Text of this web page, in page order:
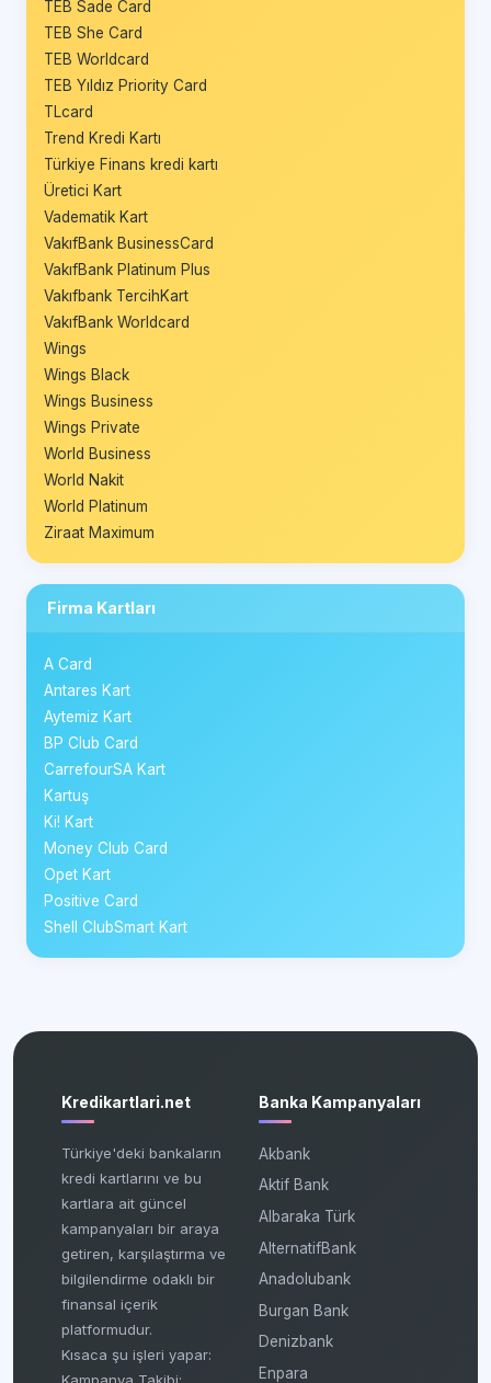
TEB Sade Card
TEB She Card
TEB Worldcard
TEB Yıldız Priority Card
TLcard
Trend Kredi Kartı
Türkiye Finans kredi kartı
Üretici Kart
Vadematik Kart
VakıfBank BusinessCard
VakıfBank Platinum Plus
Vakıfbank TercihKart
VakıfBank Worldcard
Wings
Wings Black
Wings Business
Wings Private
World Business
World Nakit
World Platinum
Ziraat Maximum
Firma Kartları
A Card
Antares Kart
Aytemiz Kart
BP Club Card
CarrefourSA Kart
Kartuş
Ki! Kart
Money Club Card
Opet Kart
Positive Card
Shell ClubSmart Kart
Kredikartlari.net
Türkiye'deki bankaların
kredi kartlarını ve bu
kartlara ait güncel
kampanyaları bir araya
getiren, karşılaştırma ve
bilgilendirme odaklı bir
finansal içerik
platformudur.
Kısaca şu işleri yapar:
Kampanya Takibi:
Banka Kampanyaları
Akbank
Aktif Bank
Albaraka Türk
AlternatifBank
Anadolubank
Burgan Bank
Denizbank
Enpara